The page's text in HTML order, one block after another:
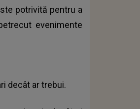
potrivită pentru a
evenimente
decât ar trebui.